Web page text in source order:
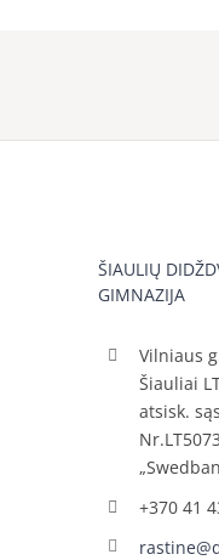
ŠIAULIŲ
GIMNAZIJA
Vilniaus
Šiauliai
atsisk.
+370 41